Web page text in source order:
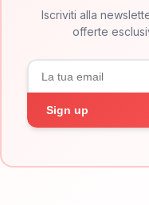
Iscriviti alla
offerte
Sign up